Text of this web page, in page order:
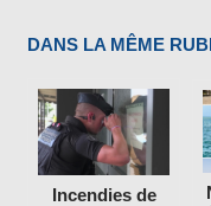
DANS LA MÊME
Incendies de